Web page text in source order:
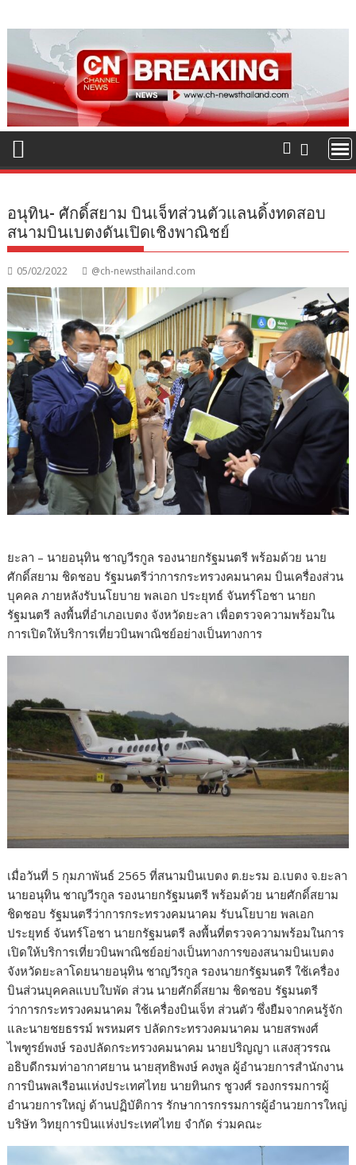
to
content
อนุทิน- ศักดิ์สยาม บินเจ็ทส่วนตัวแลนดิ้งทดสอบ
สนามบินเบตงดันเปิดเชิงพาณิชย์
05/02/2022 @ch-newsthailand.com
ยะลา – นายอนุทิน ชาญวีรกูล รองนายกรัฐมนตรี พร้อมด้วย นาย
ศักดิ์สยาม ชิดชอบ รัฐมนตรีว่าการกระทรวงคมนาคม บินเครื่องส่วน
บุคคล ภายหลังรับนโยบาย พลเอก ประยุทธ์ จันทร์โอชา นายก
รัฐมนตรี ลงพื้นที่อำเภอเบตง จังหวัดยะลา เพื่อตรวจความพร้อมใน
การเปิดให้บริการเที่ยวบินพาณิชย์อย่างเป็นทางการ
เมื่อวันที่ 5 กุมภาพันธ์ 2565 ที่สนามบินเบตง ต.ยะรม อ.เบตง จ.ยะลา
นายอนุทิน ชาญวีรกูล รองนายกรัฐมนตรี พร้อมด้วย นายศักดิ์สยาม
ชิดชอบ รัฐมนตรีว่าการกระทรวงคมนาคม รับนโยบาย พลเอก
ประยุทธ์ จันทร์โอชา นายกรัฐมนตรี ลงพื้นที่ตรวจความพร้อมในการ
เปิดให้บริการเที่ยวบินพาณิชย์อย่างเป็นทางการของสนามบินเบตง
จังหวัดยะลาโดยนายอนุทิน ชาญวีรกูล รองนายกรัฐมนตรี ใช้เครื่อง
บินส่วนบุคคลแบบใบพัด ส่วน นายศักดิ์สยาม ชิดชอบ รัฐมนตรี
ว่าการกระทรวงคมนาคม ใช้เครื่องบินเจ็ท ส่วนตัว ซึ่งยืมจากคนรู้จัก
และนายชยธรรม์ พรหมศร ปลัดกระทรวงคมนาคม นายสรพงศ์
ไพฑูรย์พงษ์ รองปลัดกระทรวงคมนาคม นายปริญญา แสงสุวรรณ
อธิบดีกรมท่าอากาศยาน นายสุทธิพงษ์ คงพูล ผู้อำนวยการสำนักงาน
การบินพลเรือนแห่งประเทศไทย นายทินกร ชูวงศ์ รองกรรมการผู้
อำนวยการใหญ่ ด้านปฏิบัติการ รักษาการกรรมการผู้อำนวยการใหญ่
บริษัท วิทยุการบินแห่งประเทศไทย จำกัด ร่วมคณะ